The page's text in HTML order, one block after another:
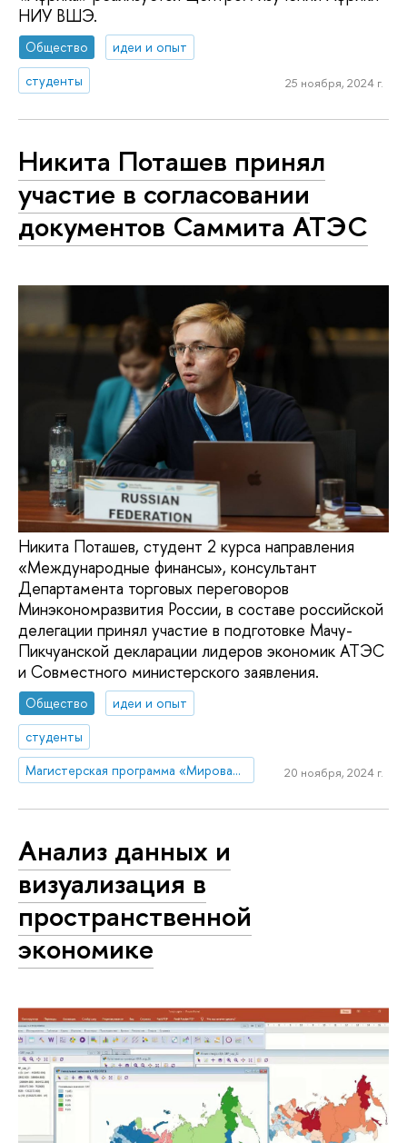
НИУ ВШЭ.
Общество
идеи и опыт
студенты
25 ноября, 2024 г.
Никита Поташев принял
участие в согласовании
документов Саммита АТЭС
Никита Поташев, студент 2 курса направления
«Международные финансы», консультант
Департамента торговых переговоров
Минэкономразвития России, в составе российской
делегации принял участие в подготовке Мачу-
Пикчуанской декларации лидеров экономик АТЭС
и Совместного министерского заявления.
Общество
идеи и опыт
студенты
Магистерская программа «Мировая экономика»
20 ноября, 2024 г.
Анализ данных и
визуализация в
пространственной
экономике